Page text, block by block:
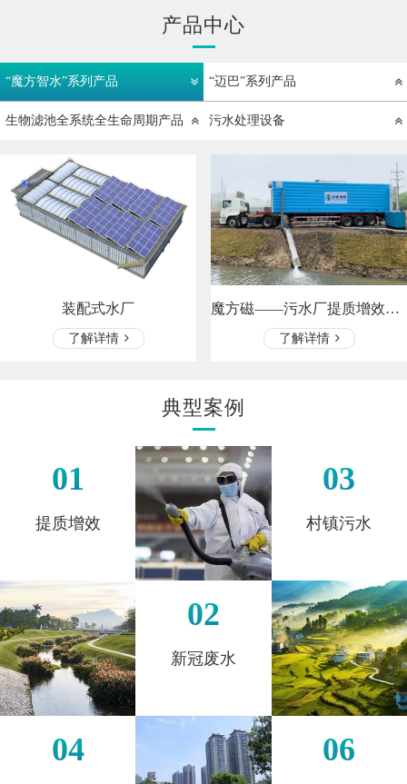
产品中心
“魔方智水”系列产品 “迈巴”系列产品
生物滤池全系统全生命周期产品 污水处理设备
装配式水厂
了解详情
魔方磁——污水厂提质增效、河道处…
了解详情
典型案例
01
提质增效
02
新冠废水
03
村镇污水
04 06